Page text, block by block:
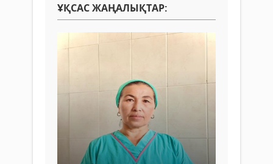
ҰҚСАС ЖАҢАЛЫҚТАР: